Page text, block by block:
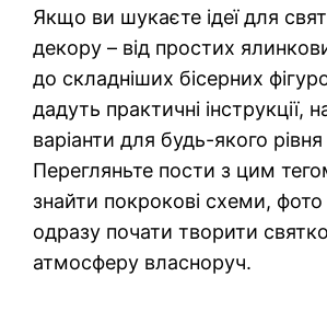
Якщо ви шукаєте ідеї для
декору – від простих
до складніших бісерних
дадуть практичні інструкції,
варіанти для будь-якого рівня
Перегляньте пости з цим
знайти покрокові схеми,
одразу почати творити
атмосферу власноруч.